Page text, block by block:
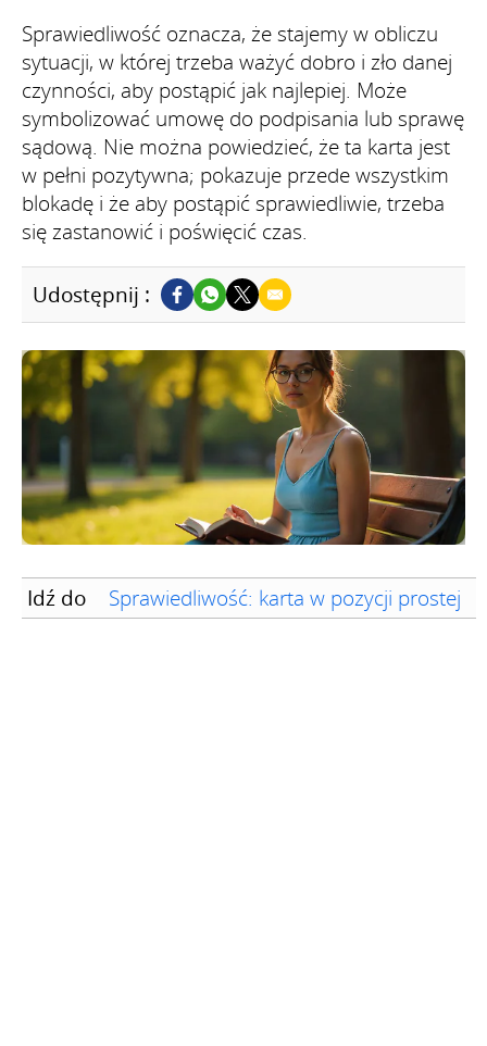
Sprawiedliwość oznacza, że stajemy w obliczu
sytuacji, w której trzeba ważyć dobro i zło danej
czynności, aby postąpić jak najlepiej. Może
symbolizować umowę do podpisania lub sprawę
sądową. Nie można powiedzieć, że ta karta jest
w pełni pozytywna; pokazuje przede wszystkim
blokadę i że aby postąpić sprawiedliwie, trzeba
się zastanowić i poświęcić czas.
Udostępnij :
Idź do Sprawiedliwość: karta w pozycji prostej